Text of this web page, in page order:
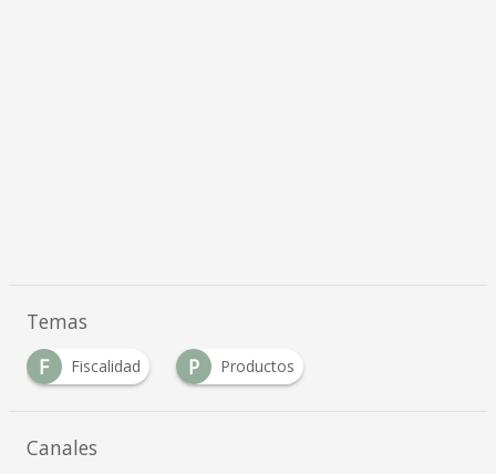
Temas
F
Fiscalidad P Productos
Canales